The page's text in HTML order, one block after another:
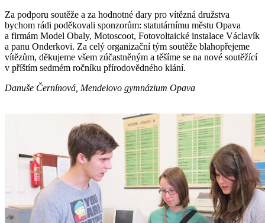
Za podporu soutěže a za hodnotné dary pro vítězná družstva
bychom rádi poděkovali sponzorům: statutárnímu městu Opava
a firmám Model Obaly, Motoscoot, Fotovoltaické instalace Václavík
a panu Onderkovi. Za celý organizační tým soutěže blahopřejeme
vítězům, děkujeme všem zúčastněným a těšíme se na nové soutěžící
v příštím sedmém ročníku přírodovědného klání.
Danuše Černínová, Mendelovo gymnázium Opava